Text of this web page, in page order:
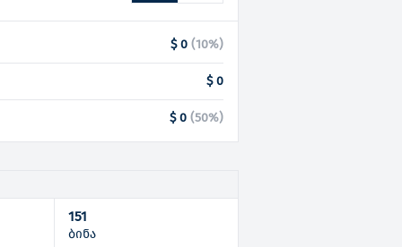
$ 0 (10%)
$ 0
$ 0 (50%)
151
ბინა